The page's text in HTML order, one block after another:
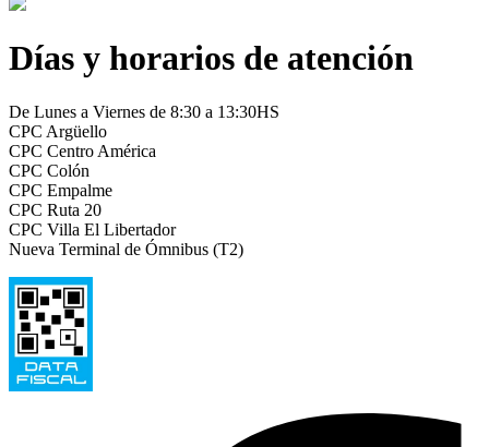
Días y horarios de atención
De Lunes a Viernes de 8:30 a 13:30HS
CPC Argüello
CPC Centro América
CPC Colón
CPC Empalme
CPC Ruta 20
CPC Villa El Libertador
Nueva Terminal de Ómnibus (T2)